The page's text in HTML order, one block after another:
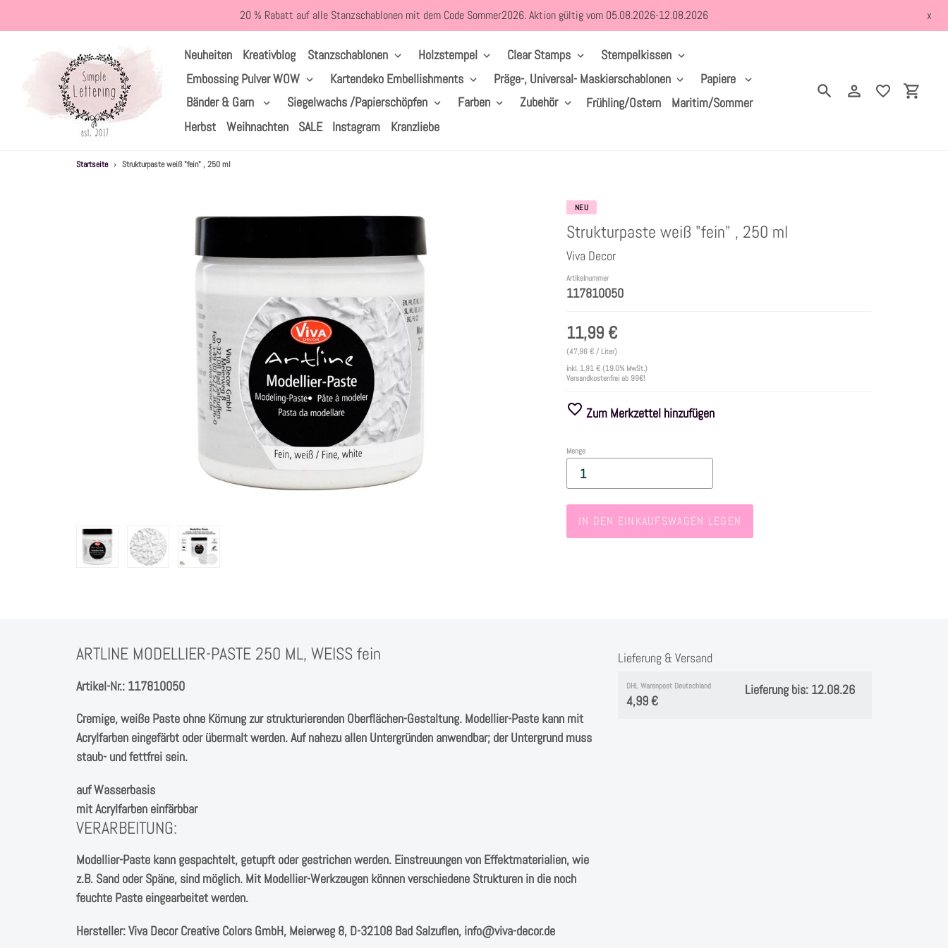
zum
20 % Rabatt auf alle Stanzschablonen mit dem Code Sommer2026. Aktion gültig vom 05.08.2026-12.08.2026 x
Neuheiten Kreativblog Stanzschablonen Holzstempel Clear Stamps
Stempelkissen
Embossing Pulver WOW
Kartendeko Embellishments Präge-, Universal- Maskierschablonen
Papiere
Bänder & Garn
Siegelwachs /Papierschöpfen Farben Zubehör Frühling/Ostern
Maritim/Sommer
Herbst
Weihnachten SALE Instagram Kranzliebe
SuchenEinloggen
Startseite › Strukturpaste weiß "fein" , 250 ml
NEU
Strukturpaste weiß "fein" , 250 ml
Viva Decor
Artikelnummer
117810050
11,99 €
(47,96 € / Liter)
inkl. 1,91 €(19.0% MwSt.)
Versandkostenfrei ab 99€!
Zum Merkzettel hinzufügen
Menge
IN DEN EINKAUFSWAGEN LEGEN
ARTLINE MODELLIER-PASTE 250 ML, WEISS fein
Artikel-Nr.: 117810050
Cremige, weiße Paste ohne Körnung zur strukturierenden Oberflächen-Gestaltung. Modellier-Paste kann mit
Acrylfarben eingefärbt oder übermalt werden. Auf nahezu allen Untergründen anwendbar; der Untergrund muss
staub- und fettfrei sein.
auf Wasserbasis
mit Acrylfarben einfärbbar
VERARBEITUNG:
Modellier-Paste kann gespachtelt, getupft oder gestrichen werden. Einstreuungen von Effektmaterialien, wie
z.B. Sand oder Späne, sind möglich. Mit Modellier-Werkzeugen können verschiedene Strukturen in die noch
feuchte Paste eingearbeitet werden.
Hersteller:Viva Decor Creative Colors GmbH, Meierweg 8, D-32108 Bad Salzuflen, info@viva-decor.de
Lieferung & Versand
DHL Warenpost Deutschland
4,99 €
Lieferung bis: 12.08.26